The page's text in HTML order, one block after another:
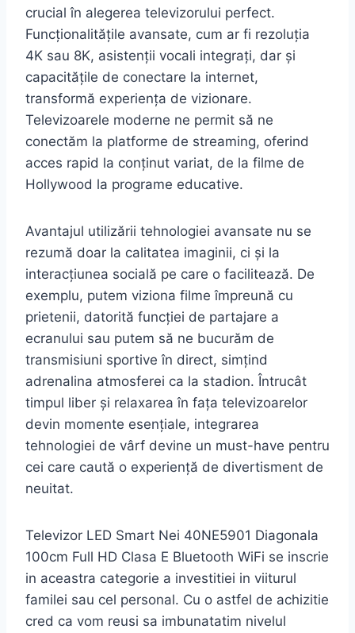
crucial în alegerea televizorului perfect.
Funcționalitățile avansate, cum ar fi rezoluția
4K sau 8K, asistenții vocali integrați, dar și
capacitățile de conectare la internet,
transformă experiența de vizionare.
Televizoarele moderne ne permit să ne
conectăm la platforme de streaming, oferind
acces rapid la conținut variat, de la filme de
Hollywood la programe educative.
Avantajul utilizării tehnologiei avansate nu se
rezumă doar la calitatea imaginii, ci și la
interacțiunea socială pe care o facilitează. De
exemplu, putem viziona filme împreună cu
prietenii, datorită funcției de partajare a
ecranului sau putem să ne bucurăm de
transmisiuni sportive în direct, simțind
adrenalina atmosferei ca la stadion. Întrucât
timpul liber și relaxarea în fața televizoarelor
devin momente esențiale, integrarea
tehnologiei de vârf devine un must-have pentru
cei care caută o experiență de divertisment de
neuitat.
Televizor LED Smart Nei 40NE5901 Diagonala
100cm Full HD Clasa E Bluetooth WiFi se inscrie
in aceastra categorie a investitiei in viiturul
familei sau cel personal. Cu o astfel de achizitie
cred ca vom reusi sa imbunatatim nivelul